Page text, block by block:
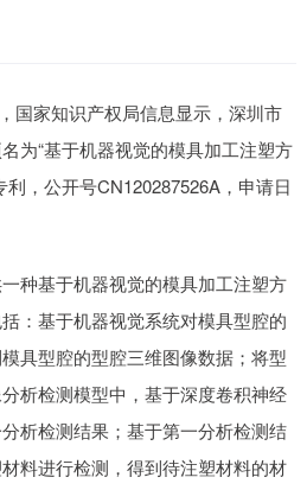
国家知识产权局信息显示，深圳市
为“基于机器视觉的模具加工注塑方
，公开号CN120287526A，申请日
种基于机器视觉的模具加工注塑方
：基于机器视觉系统对模具型腔的
具型腔的型腔三维图像数据；将型
析检测模型中，基于深度卷积神经
析检测结果；基于第一分析检测结
料进行检测，得到待注塑材料的材